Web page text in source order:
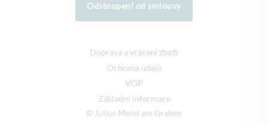
Odstoupení od smlouvy
Doprava a vrácení zboží
Ochrana údajů
VOP
Základní informace
© Julius Meinl am Graben